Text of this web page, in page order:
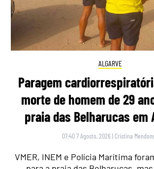
ALGARVE
Paragem
morte de homem de 29
praia das Belharucas em
07:40 7 Agosto, 2026 | Cristina
VMER, INEM e Polícia Marítima